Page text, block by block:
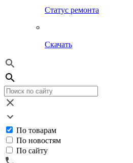
Статус ремонта
Скачать
По товарам
По новостям
По сайту